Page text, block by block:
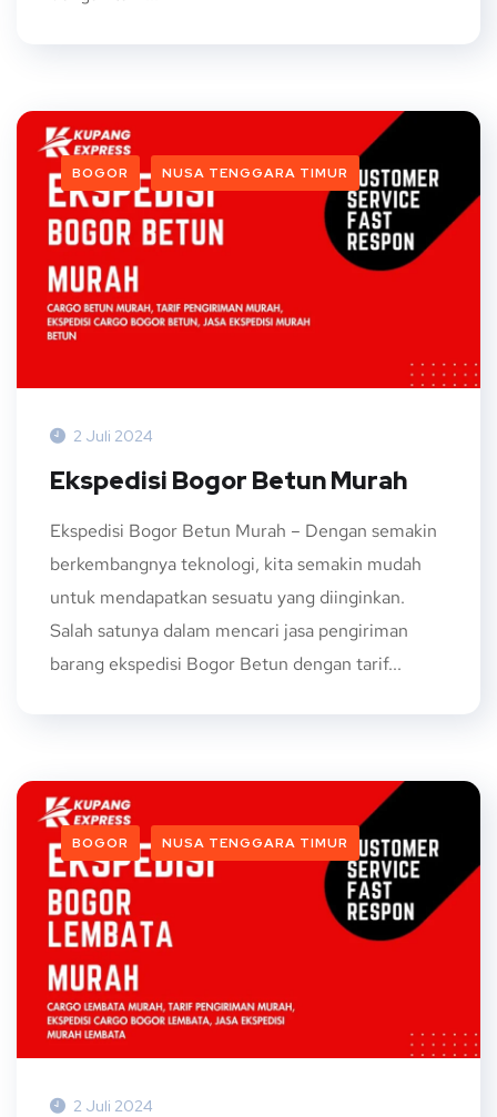
BOGOR NUSA TENGGARA TIMUR
2 Juli 2024
Ekspedisi Bogor Betun Murah
Ekspedisi Bogor Betun Murah – Dengan semakin
berkembangnya teknologi, kita semakin mudah
untuk mendapatkan sesuatu yang diinginkan.
Salah satunya dalam mencari jasa pengiriman
barang ekspedisi Bogor Betun dengan tarif...
BOGOR NUSA TENGGARA TIMUR
2 Juli 2024